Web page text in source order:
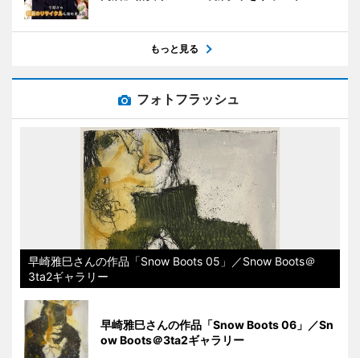
もっと見る
フォトフラッシュ
早崎雅巳さんの作品「Snow Boots 05」／Snow Boots＠
3ta2ギャラリー
早崎雅巳さんの作品「Snow Boots 06」／Sn
ow Boots＠3ta2ギャラリー